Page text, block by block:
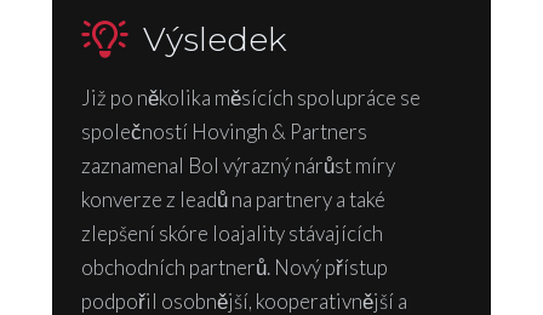
Výsledek
Již po několika měsících spolupráce se
společností Hovingh & Partners
zaznamenal Bol výrazný nárůst míry
konverze z leadů na partnery a také
zlepšení skóre loajality stávajících
obchodních partnerů. Nový přístup
podpořil osobnější, kooperativnější a